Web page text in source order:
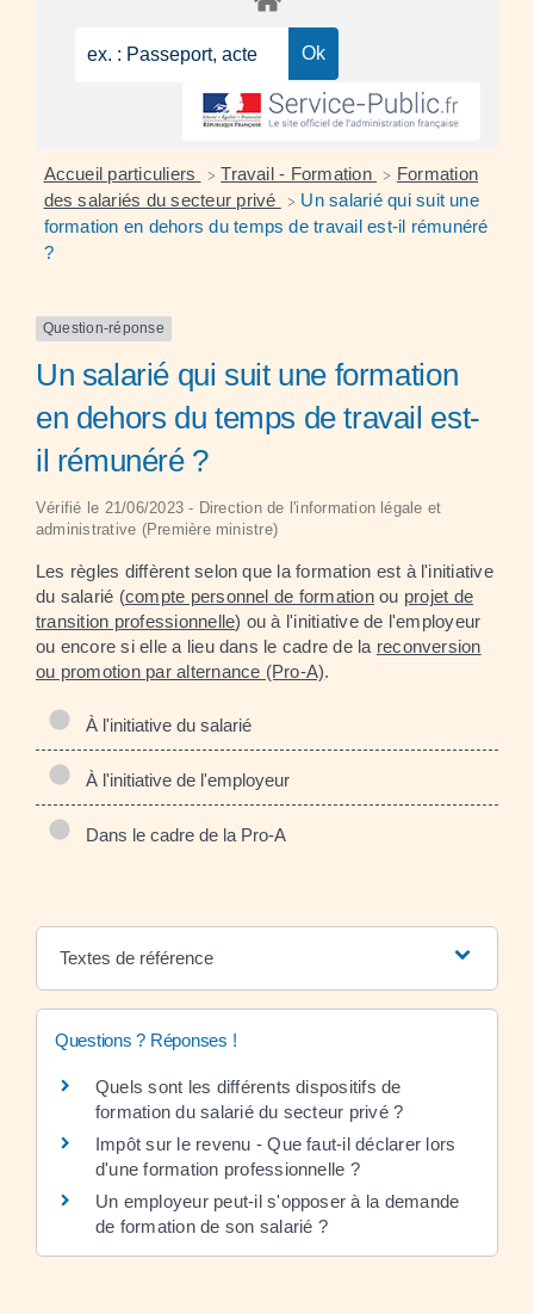
Accueil particuliers > Travail - Formation > Formation
des salariés du secteur privé
> Un salarié qui suit une
formation en dehors du temps de travail est-il rémunéré
?
Question-réponse
Un salarié qui suit une formation
en dehors du temps de travail est-
il rémunéré ?
Vérifié le 21/06/2023 - Direction de l'information légale et
administrative (Première ministre)
Les règles diffèrent selon que la formation est à l'initiative
du salarié (compte personnel de formationou projet de
transition professionnelle) ou à l'initiative de l'employeur
ou encore si elle a lieu dans le cadre de la reconversion
ou promotion par alternance (Pro-A).
À l'initiative du salarié
À l'initiative de l'employeur
Dans le cadre de la Pro-A
Textes de référence
Questions ? Réponses !
Quels sont les différents dispositifs de
formation du salarié du secteur privé ?
Impôt sur le revenu - Que faut-il déclarer lors
d'une formation professionnelle ?
Un employeur peut-il s'opposer à la demande
de formation de son salarié ?